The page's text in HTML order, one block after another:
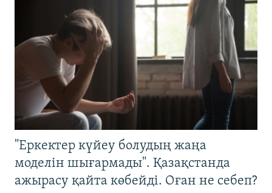
"Еркектер күйеу болудың жаңа
моделін шығармады". Қазақстанда
ажырасу қайта көбейді. Оған не себеп?